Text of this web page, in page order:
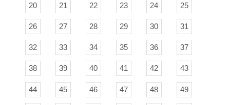
20 21 22 23 24 25
26 27 28 29 30 31
32 33 34 35 36 37
38 39 40 41 42 43
44 45 46 47 48 49